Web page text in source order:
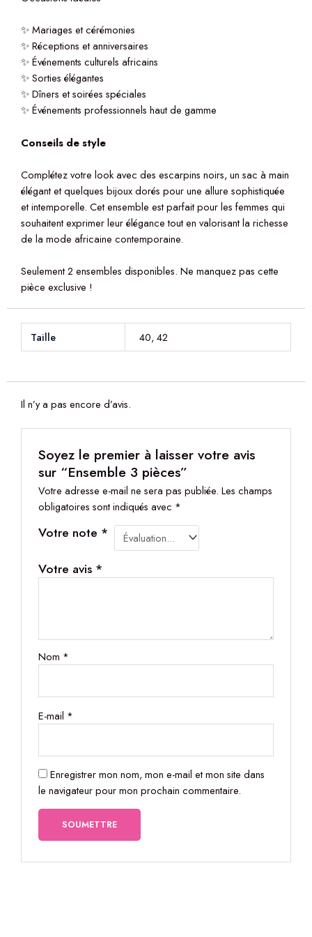
✨ Mariages et cérémonies
✨ Réceptions et anniversaires
✨ Événements culturels africains
✨ Sorties élégantes
✨ Dîners et soirées spéciales
✨ Événements professionnels haut de gamme
Conseils de style
Complétez votre look avec des escarpins noirs, un sac à main
élégant et quelques bijoux dorés pour une allure sophistiquée
et intemporelle. Cet ensemble est parfait pour les femmes qui
souhaitent exprimer leur élégance tout en valorisant la richesse
de la mode africaine contemporaine.
Seulement 2 ensembles disponibles. Ne manquez pas cette
pièce exclusive !
Taille 40, 42
Il n’y a pas encore d’avis.
Soyez le premier à laisser votre avis
sur “Ensemble 3 pièces”
Votre adresse e-mail ne sera pas publiée. Les champs
obligatoires sont indiqués avec *
Votre note *
Votre avis *
Nom *
E-mail *
Enregistrer mon nom, mon e-mail et mon site dans
le navigateur pour mon prochain commentaire.